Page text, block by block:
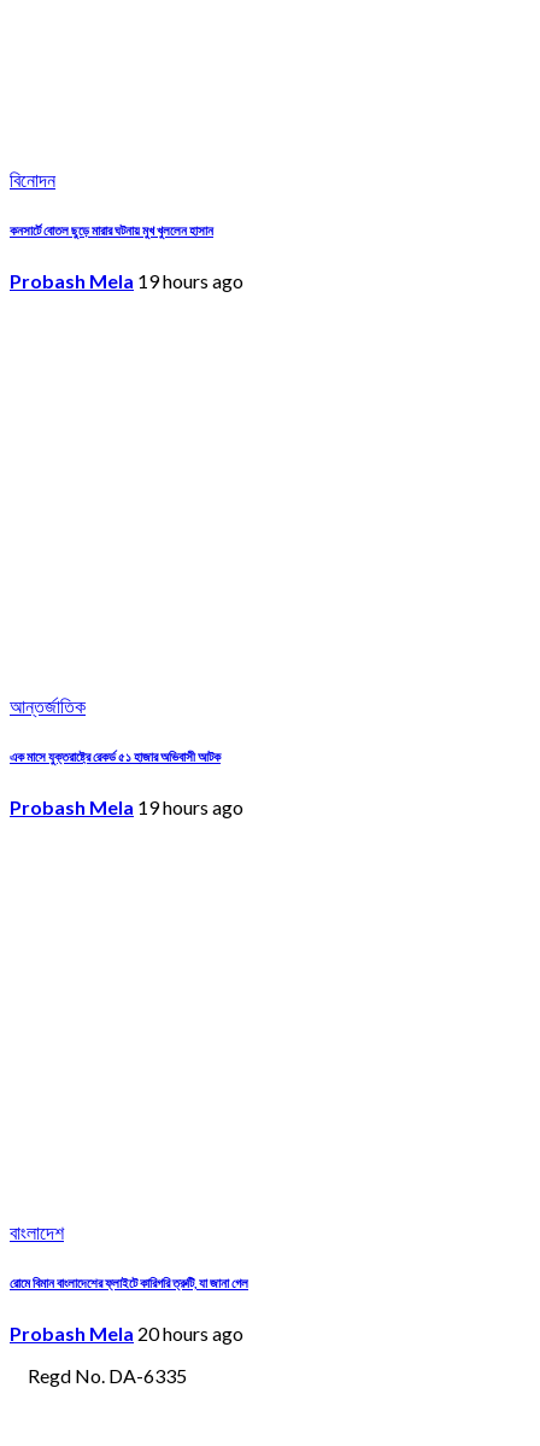
বিনোদন
কনসার্টে বোতল ছুড়ে মারার ঘটনায় মুখ খুললেন হাসান
Probash Mela 19 hours ago
আন্তর্জাতিক
এক মাসে যুক্তরাষ্ট্রে রেকর্ড ৫১ হাজার অভিবাসী আটক
Probash Mela 19 hours ago
বাংলাদেশ
রোমে বিমান বাংলাদেশের ফ্লাইটে কারিগরি ত্রুটি, যা জানা গেল
Probash Mela 20 hours ago
Regd No. DA-6335